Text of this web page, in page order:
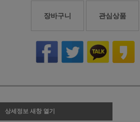
장바구니 관심상품
상세정보 새창 열기